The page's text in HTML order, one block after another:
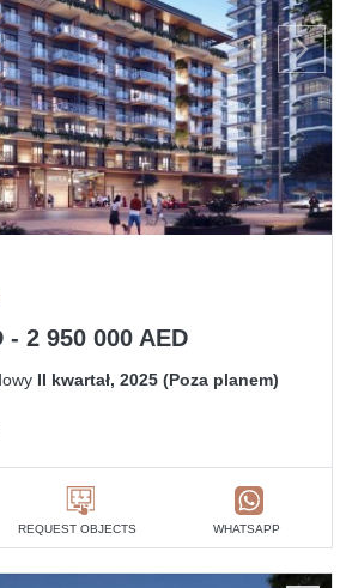
- 2 950 000 AED
II kwartał, 2025 (Poza planem)
REQUEST OBJECTS WHATSAPP